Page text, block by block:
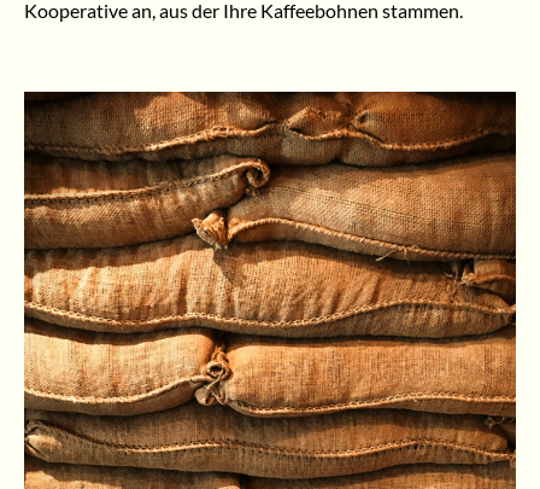
Kooperative an, aus der Ihre Kaffeebohnen stammen.